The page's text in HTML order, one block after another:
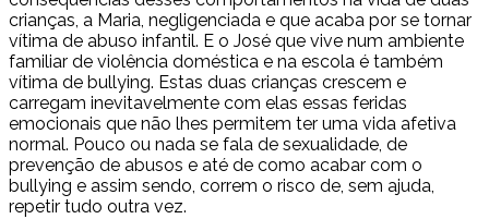
crianças, a Maria, negligenciada e que acaba por se tornar
vítima de abuso infantil. E o José que vive num ambiente
familiar de violência doméstica e na escola é também
vítima de bullying. Estas duas crianças crescem e
carregam inevitavelmente com elas essas feridas
emocionais que não lhes permitem ter uma vida afetiva
normal. Pouco ou nada se fala de sexualidade, de
prevenção de abusos e até de como acabar com o
bullying e assim sendo, correm o risco de, sem ajuda,
repetir tudo outra vez.